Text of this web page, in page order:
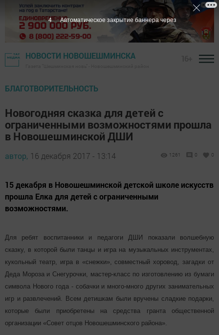
НОВОСТИ НОВОШЕШМИНСКА
БЛАГОТВОРИТЕЛЬНОСТЬ
Новогодняя сказка для детей с
ограниченными возможностями прошла
в Новошешминской ДШИ
автор, 16 декабря 2017 - 13:14 1261 0 0
15 декабря в Новошешминской детской школе искусств
прошла Елка для детей с ограниченными
возможностями.
Для ребят воспитанники и педагоги ДШИ показали волшебную
сказку, в которой были танцы и игра на музыкальных инструментах,
кукольный театр, игра в «снежки», совместный хоровод, загадки от
Деда Мороза и Снегурочки, мастер-класс по изготовлению из бумаги
символа Нового года - собачки и много-много других занимательных
игр и развлечений. Всем детишкам были вручены сладкие подарки,
которые были приобретены на средства гранта общественной
организации «Совет отцов Новошешминского района».
3 Автоматическое закрытие баннера через